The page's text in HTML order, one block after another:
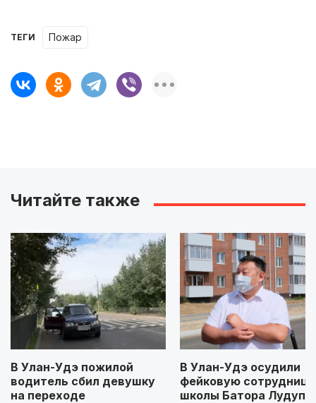
ТЕГИ пожар
Читайте также
В Улан-Удэ пожилой
водитель сбил девушку
на переходе
В Улан-Удэ осудили
фейковую сотрудницу
школы Батора